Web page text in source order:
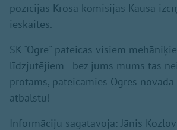
pozīcijas Krosa komisijas Kausa
ieskaitēs.
SK "Ogre" pateicas visiem
līdzjutējiem - bez jums mums tas
protams, pateicamies Ogres
atbalstu!
Informāciju sagatavoja: Jānis